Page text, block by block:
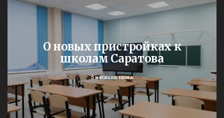
О новых пристройках к
школам Саратова
5 месяцев назад